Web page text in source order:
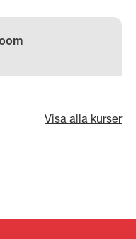
Visa alla kurser